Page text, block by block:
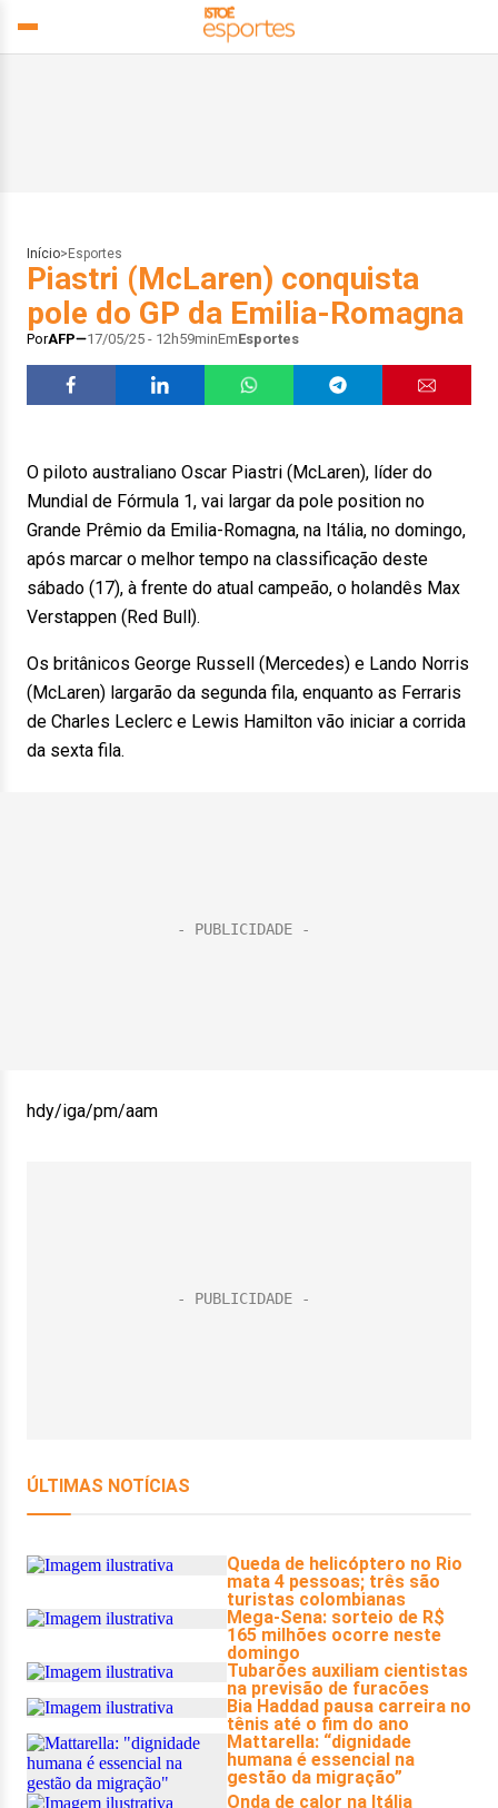
Início> Esportes
Piastri (McLaren) conquista
pole do GP da Emilia-Romagna
PorAFP 17/05/25 - 12h59minEmEsportes
O piloto australiano Oscar Piastri (McLaren), líder do
Mundial de Fórmula 1, vai largar da pole position no
Grande Prêmio da Emilia-Romagna, na Itália, no domingo,
após marcar o melhor tempo na classificação deste
sábado (17), à frente do atual campeão, o holandês Max
Verstappen (Red Bull).
Os britânicos George Russell (Mercedes) e Lando Norris
(McLaren) largarão da segunda fila, enquanto as Ferraris
de Charles Leclerc e Lewis Hamilton vão iniciar a corrida
da sexta fila.
hdy/iga/pm/aam